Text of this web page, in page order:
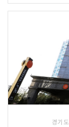
경기